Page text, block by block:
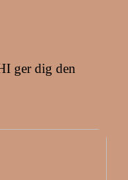
ger dig den